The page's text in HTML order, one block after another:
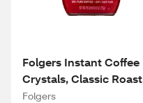
Folgers Instant Coffee
Crystals, Classic
oz
Folgers